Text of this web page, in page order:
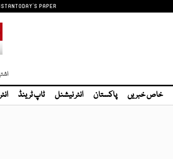
TODAY'S PAPER
خاص خبریں پاکستان انٹر نیشنل ٹاپ ٹرینڈ